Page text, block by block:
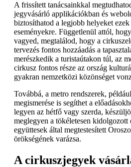
A frissített tanácsainkkal
jegyvásárló applikációkban és
biztosíthatod a legjobb helyeket
eseményekre. Függetlenül attól,
vagyed, megtalálod, hogy a
tervezés fontos hozzáadás a
merészkedik a turistaútakon túl, az
cirkusz fontos része az ország
gyakran nemzetközi közönséget
Továbbá, a metro rendszerek,
megismerése is segíthet a
legyen az hétfő vagy szerda,
meglegyen a tökéletesen kidolgozott
együttesek által megtestesített
örökségének varázsa.
A cirkuszjegyek